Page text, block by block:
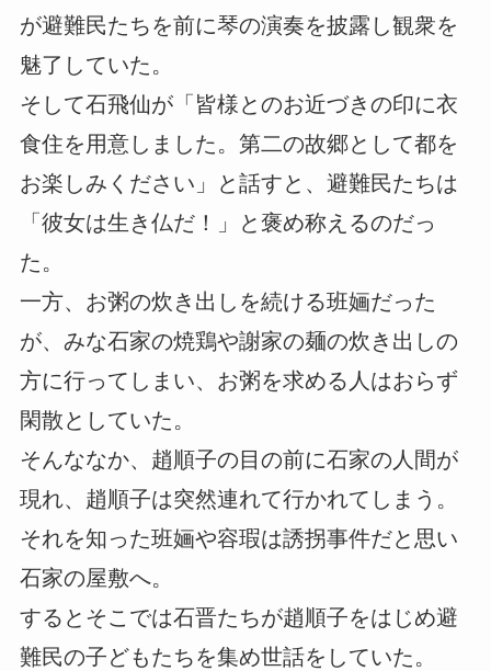
が避難民たちを前に琴の演奏を披露し観衆を
魅了していた。
そして石飛仙が「皆様とのお近づきの印に衣
食住を用意しました。第二の故郷として都を
お楽しみください」と話すと、避難民たちは
「彼女は生き仏だ！」と褒め称えるのだっ
た。
一方、お粥の炊き出しを続ける班婳だった
が、みな石家の焼鶏や謝家の麺の炊き出しの
方に行ってしまい、お粥を求める人はおらず
閑散としていた。
そんななか、趙順子の目の前に石家の人間が
現れ、趙順子は突然連れて行かれてしまう。
それを知った班婳や容瑕は誘拐事件だと思い
石家の屋敷へ。
するとそこでは石晋たちが趙順子をはじめ避
難民の子どもたちを集め世話をしていた。